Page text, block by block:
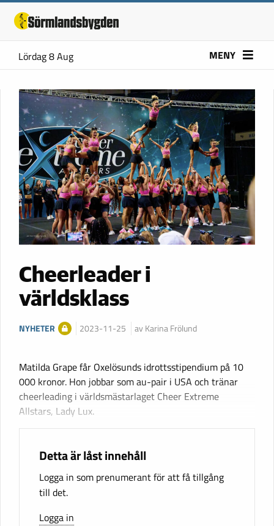
Lördag 8 Aug MENY
Cheerleader i
världsklass
NYHETER 2023-11-25 av Karina Frölund
Matilda Grape får Oxelösunds idrottsstipendium på 10
000 kronor. Hon jobbar som au-pair i USA och tränar
cheerleading i världsmästarlaget Cheer Extreme
Allstars, Lady Lux.
Detta är låst innehåll
Logga in som prenumerant för att få tillgång
till det.
Logga in